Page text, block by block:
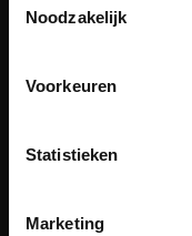
Noodzakelijk
Voorkeuren
Statistieken
Marketing